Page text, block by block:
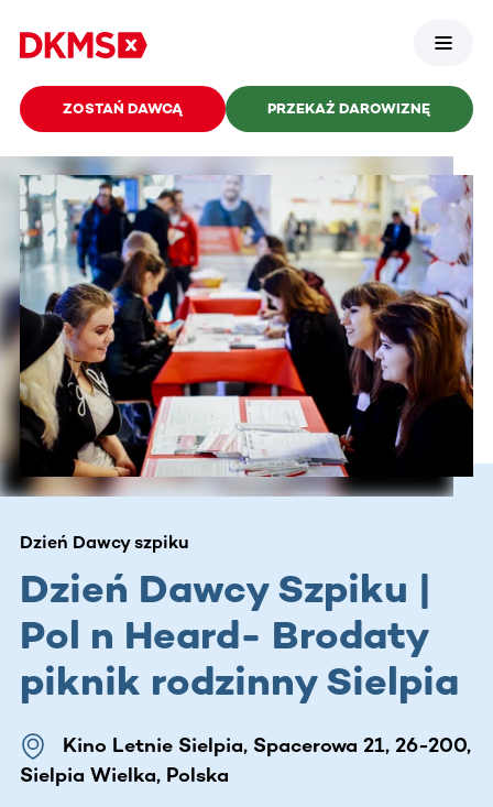
ZOSTAŃ DAWCĄ PRZEKAŻ DAROWIZNĘ
Dzień Dawcy szpiku
Dzień Dawcy Szpiku |
Pol n Heard- Brodaty
piknik rodzinny Sielpia
Kino Letnie Sielpia, Spacerowa 21, 26-200,
Sielpia Wielka, Polska